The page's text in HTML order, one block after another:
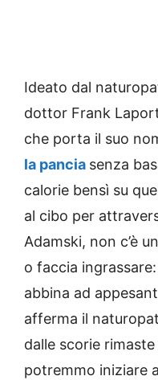
Ideato dal
dottor Frank
che porta il suo
la pancia senza
calorie bensì su
al cibo per
Adamski, non c’è
o faccia
abbina ad
afferma il
dalle scorie
potremmo iniziare